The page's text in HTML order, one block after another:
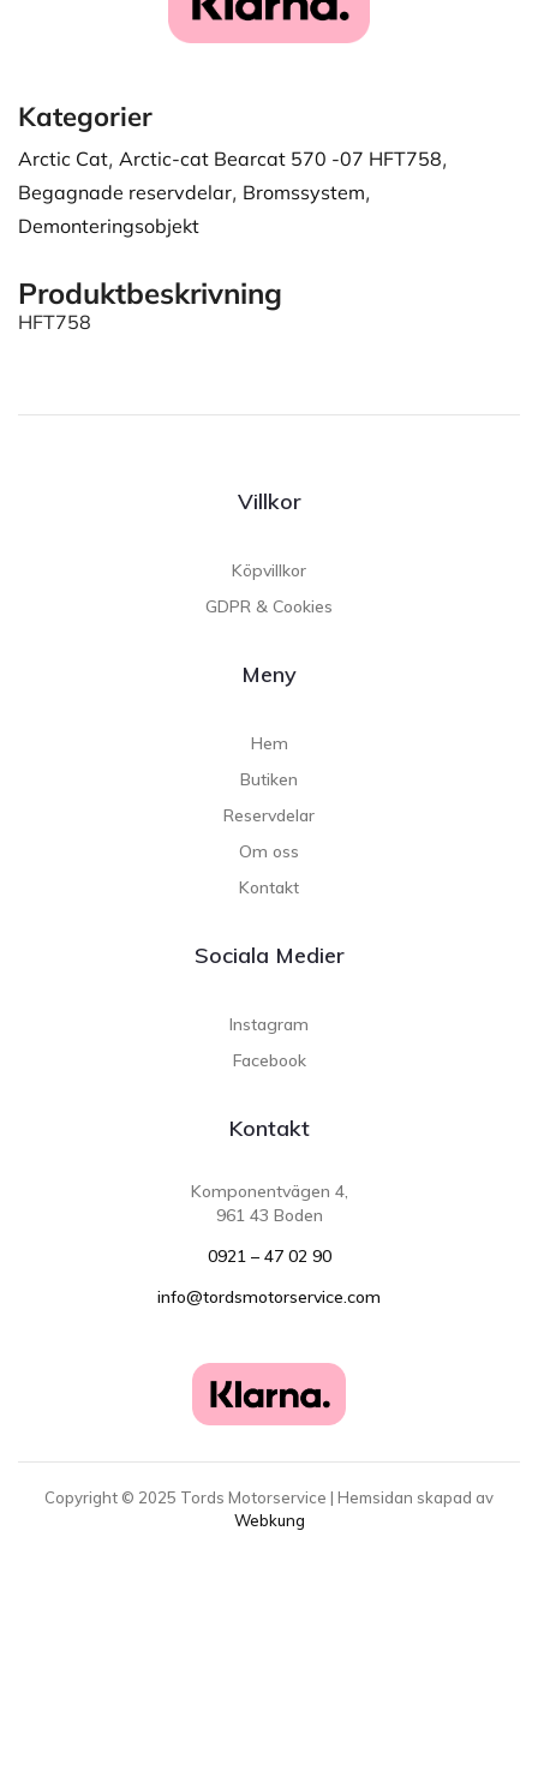
Kategorier
Arctic Cat, Arctic-cat Bearcat 570 -07 HFT758,
Begagnade reservdelar, Bromssystem,
Demonteringsobjekt
Produktbeskrivning
HFT758
Villkor
Köpvillkor
GDPR & Cookies
Meny
Hem
Butiken
Reservdelar
Om oss
Kontakt
Sociala Medier
Instagram
Facebook
Kontakt
Komponentvägen 4,
961 43 Boden
0921 – 47 02 90
info@tordsmotorservice.com
Copyright © 2025 Tords Motorservice | Hemsidan skapad av
Webkung